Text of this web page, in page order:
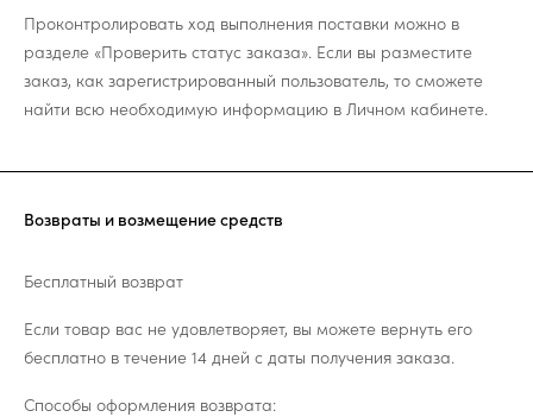
Проконтролировать ход выполнения поставки можно в
разделе «Проверить статус заказа». Если вы разместите
заказ, как зарегистрированный пользователь, то сможете
найти всю необходимую информацию в Личном кабинете.
Возвраты и возмещение средств
Бесплатный возврат
Если товар вас не удовлетворяет, вы можете вернуть его
бесплатно в течение 14 дней с даты получения заказа.
Способы оформления возврата: